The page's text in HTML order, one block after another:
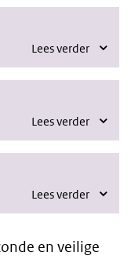
Lees verder
Lees verder
Lees verder
en veilige